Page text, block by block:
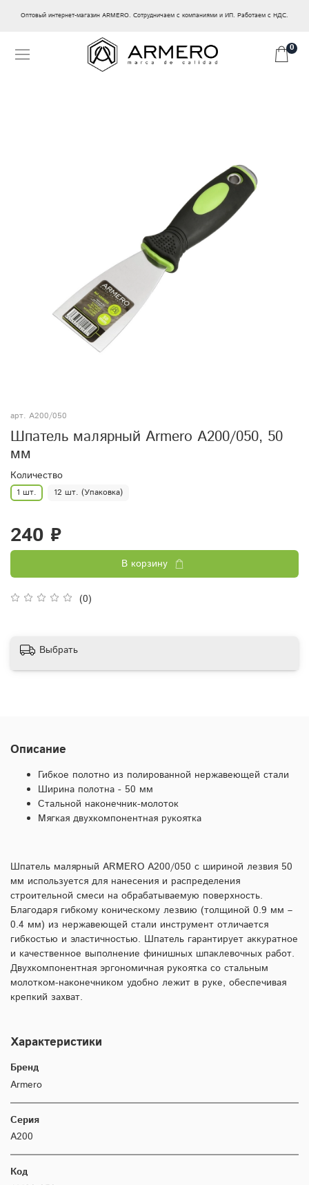
Оптовый интернет-магазин ARMERO. Сотрудничаем с компаниями и ИП. Работаем с НДС.
0
арт. A200/050
Шпатель малярный Armero A200/050, 50
мм
(0)
Количество
1 шт. 12 шт. (Упаковка)
240 ₽
В корзину
Выбрать
Описание
Гибкое полотно из полированной нержавеющей стали
Ширина полотна - 50 мм
Стальной наконечник-молоток
Мягкая двухкомпонентная рукоятка
Шпатель малярный ARMERO A200/050 с шириной лезвия 50
мм используется для нанесения и распределения
строительной смеси на обрабатываемую поверхность.
Благодаря гибкому коническому лезвию (толщиной 0.9 мм –
0.4 мм) из нержавеющей стали инструмент отличается
гибкостью и эластичностью. Шпатель гарантирует аккуратное
и качественное выполнение финишных шпаклевочных работ.
Двухкомпонентная эргономичная рукоятка со стальным
молотком-наконечником удобно лежит в руке, обеспечивая
крепкий захват.
Характеристики
Бренд
Armero
Серия
A200
Код